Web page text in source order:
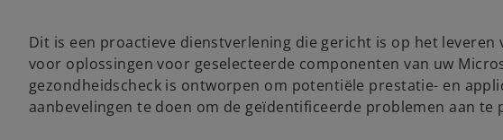
Dit is een proactieve dienstverlening die gericht is op het
voor oplossingen voor geselecteerde componenten van uw
gezondheidscheck is ontworpen om potentiële prestatie- en
aanbevelingen te doen om de geïdentificeerde problemen aan te